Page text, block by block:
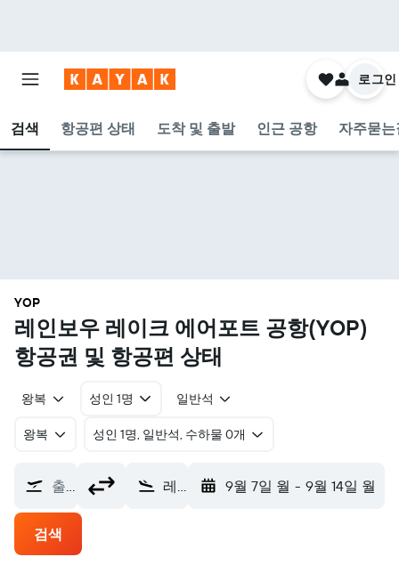
검색 항공편 상태 도착 및 출발 인근 공항 자주묻
로그인
YOP
레인보우 레이크 에어포트 공항(YOP)
항공권 및 항공편 상태
왕복 성인 1명 일반석
왕복 ​성인 1명, 일반석, 수하물 0개
출발지 레인보우 레이크 에어포트 (YOP) 9월 7일 월 - 9월 14일 월
검색